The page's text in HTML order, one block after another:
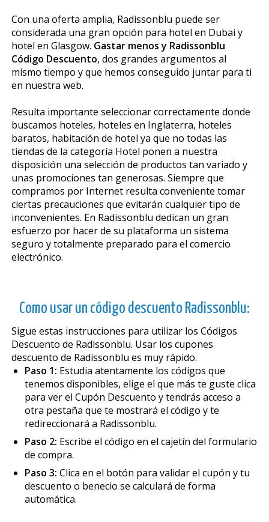
Con una oferta amplia, Radissonblu puede ser
considerada una gran opción para hotel en Dubai y
hotel en Glasgow. Gastar menos y Radissonblu
Código Descuento, dos grandes argumentos al
mismo tiempo y que hemos conseguido juntar para ti
en nuestra web.
Resulta importante seleccionar correctamente donde
buscamos hoteles, hoteles en Inglaterra, hoteles
baratos, habitación de hotel ya que no todas las
tiendas de la categoría Hotel ponen a nuestra
disposición una selección de productos tan variado y
unas promociones tan generosas. Siempre que
compramos por Internet resulta conveniente tomar
ciertas precauciones que evitarán cualquier tipo de
inconvenientes. En Radissonblu dedican un gran
esfuerzo por hacer de su plataforma un sistema
seguro y totalmente preparado para el comercio
electrónico.
Como usar un código descuento Radissonblu:
Sigue estas instrucciones para utilizar los Códigos
Descuento de Radissonblu. Usar los cupones
descuento de Radissonblu es muy rápido.
Paso 1: Estudia atentamente los códigos que
tenemos disponibles, elige el que más te guste clica
para ver el Cupón Descuento y tendrás acceso a
otra pestaña que te mostrará el código y te
redireccionará a Radissonblu.
Paso 2: Escribe el código en el cajetín del formulario
de compra.
Paso 3: Clica en el botón para validar el cupón y tu
descuento o beneficio se calculará de forma
automática.